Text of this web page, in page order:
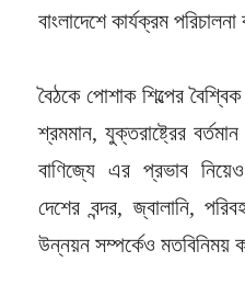
বাংলাদেশে কার্যক্রম
বৈঠকে পোশাক শিল্পের
শ্রমমান, যুক্তরাষ্ট্রের
বাণিজ্যে এর প্রভাব
দেশের বন্দর, জ্বালানি,
উন্নয়ন সম্পর্কেও মতবিনিময়